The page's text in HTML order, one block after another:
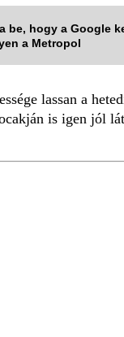
be, hogy a Google
a Metropol
lassan a
is igen jól